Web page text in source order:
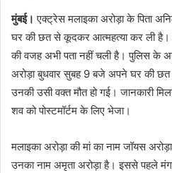
मुंबई। एक्ट्रेस मलाइका अरोड़ा के पिता
घर की छत से कूदकर आत्महत्या कर ली है।
की वजह अभी पता नहीं चली है। पुलिस के
अरोड़ा बुधवार सुबह 9 बजे अपने घर की
उनकी उसी वक्त मौत हो गई। जानकारी
शव को पोस्टमॉर्टम के लिए भेजा।
मलाइका अरोड़ा की मां का नाम जॉयस
उनका नाम अमृता अरोड़ा है। इससे पहले